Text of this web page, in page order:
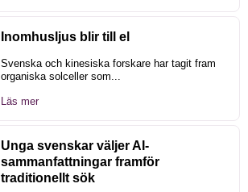
Inomhusljus blir till el
Svenska och kinesiska forskare har tagit fram
organiska solceller som...
Läs mer
Unga svenskar väljer AI-
sammanfattningar framför
traditionellt sök